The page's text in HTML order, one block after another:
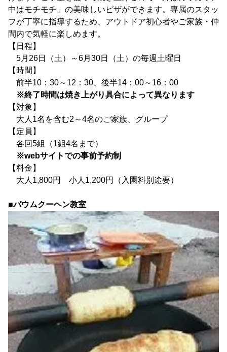
中はモチモチ」の美味しいピザができます。専属のスタッ
フが丁寧に指導するため、アウトドア初心者やご家族・仲
間内で気軽に楽しめます。
【日程】
5月26日（土）～6月30日（土）の毎週土曜日
【時間】
前半10：30～12：30、後半14：00～16：00
※終了時間は焼き上がり具合によって異なります
【対象】
大人1名を含む2～4名のご家族、グループ
【定員】
各回5組（1組4名まで）
※webサイトでの事前予約制
【料金】
大人1,800円 小人1,200円（入園料別途要）
■バウムクーヘン教室